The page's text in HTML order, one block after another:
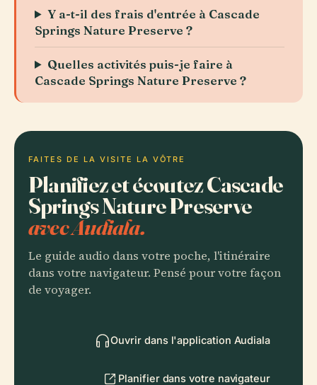
Y a-t-il des frais d'entrée à Cascade
Springs Nature Preserve ?
Quelles activités puis-je faire à
Cascade Springs Nature Preserve ?
FAITES DE LA VISITE LA VÔTRE
Planifiez et écoutez Cascade
Springs Nature Preserve
avec Audiala.
Le guide audio dans votre poche, l'itinéraire
dans votre navigateur. Pensé pour votre façon
de voyager.
Ouvrir dans l'application Audiala
Planifier dans votre navigateur